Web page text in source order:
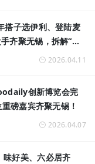
搭子选伊利、登陆麦
齐聚无锡，拆解“被
2026.04.11
创新博览会完
磅嘉宾齐聚无锡！
2026.04.07
味好美、六必居齐